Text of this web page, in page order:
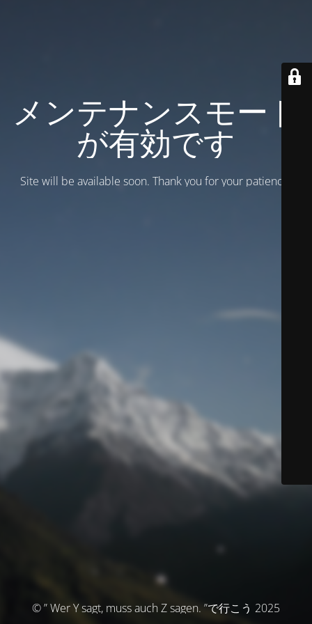
メンテナンスモード
が有効です
Site will be available soon. Thank you for your patience!
© ” Wer Y sagt, muss auch Z sagen. ”で行こう 2025